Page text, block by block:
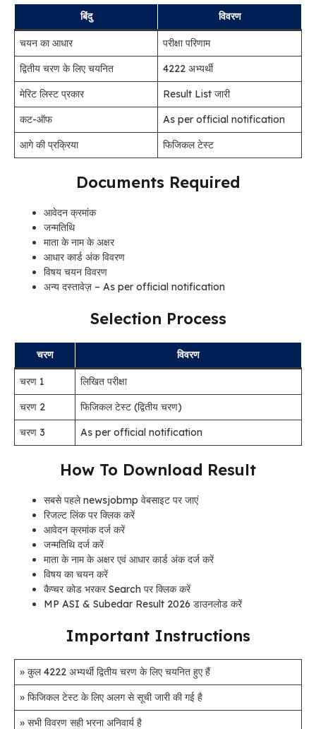
बिंदु विवरण
चयन का आधार
परीक्षा परिणाम
द्वितीय चरण के लिए चयनित
4222 अभ्यर्थी
मेरिट लिस्ट प्रकार
Result List जारी
कट-ऑफ
As per official notification
आगे की प्रक्रिया
फिजिकल टेस्ट
Documents Required
आवेदन क्रमांक
जन्मतिथि
माता के नाम के अक्षर
आधार कार्ड अंक विवरण
विषय चयन विवरण
अन्य दस्तावेज़ – As per official notification
Selection Process
चरण विवरण
चरण 1
लिखित परीक्षा
चरण 2
फिजिकल टेस्ट (द्वितीय चरण)
चरण 3
As per official notification
How To Download Result
सबसे पहले newsjobmp वेबसाइट पर जाएं
रिजल्ट लिंक पर क्लिक करें
आवेदन क्रमांक दर्ज करें
जन्मतिथि दर्ज करें
माता के नाम के अक्षर एवं आधार कार्ड अंक दर्ज करें
विषय का चयन करें
कैप्चर कोड भरकर Search पर क्लिक करें
MP ASI & Subedar Result 2026 डाउनलोड करें
Important Instructions
» कुल 4222 अभ्यर्थी द्वितीय चरण के लिए चयनित हुए हैं
» फिजिकल टेस्ट के लिए अलग से सूची जारी की गई है
» सभी विवरण सही भरना अनिवार्य है